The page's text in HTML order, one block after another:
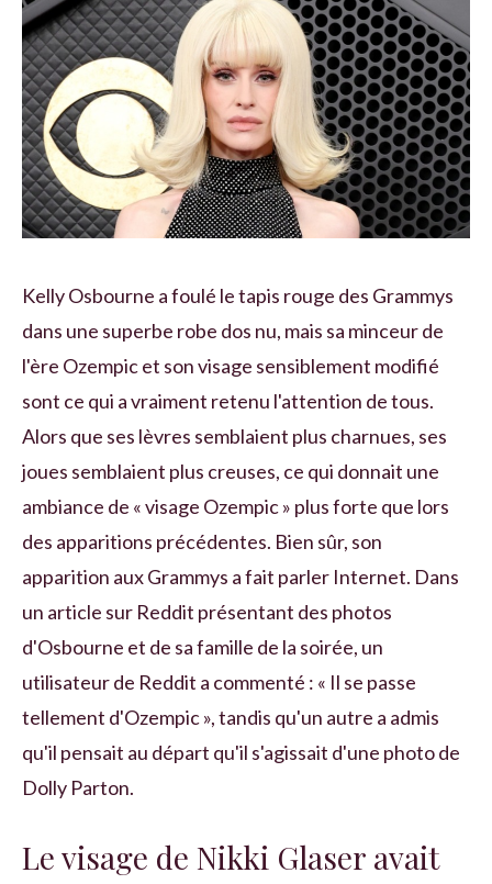
Kelly Osbourne a foulé le tapis rouge des Grammys
dans une superbe robe dos nu, mais sa minceur de
l'ère Ozempic et son visage sensiblement modifié
sont ce qui a vraiment retenu l'attention de tous.
Alors que ses lèvres semblaient plus charnues, ses
joues semblaient plus creuses, ce qui donnait une
ambiance de « visage Ozempic » plus forte que lors
des apparitions précédentes. Bien sûr, son
apparition aux Grammys a fait parler Internet. Dans
un article sur Reddit présentant des photos
d'Osbourne et de sa famille de la soirée, un
utilisateur de Reddit a commenté : « Il se passe
tellement d'Ozempic », tandis qu'un autre a admis
qu'il pensait au départ qu'il s'agissait d'une photo de
Dolly Parton.
Le visage de Nikki Glaser avait